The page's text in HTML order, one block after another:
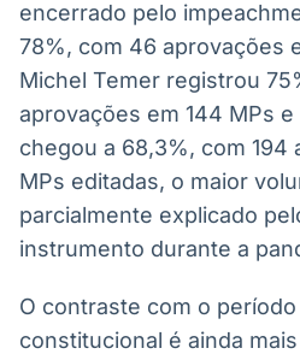
encerrado pelo
78%, com 46 aprovações
Michel Temer registrou
aprovações em 144 MPs
chegou a 68,3%, com 194
MPs editadas, o maior
parcialmente explicado
instrumento durante a
O contraste com o
constitucional é ainda